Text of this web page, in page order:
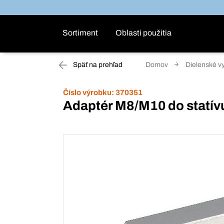
Sortiment Oblasti použitia
Späť na prehľad Domov Dielenské
Číslo výrobku: 370351
Adaptér M8/M10 do